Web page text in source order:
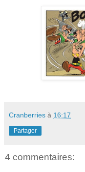
Cranberries à 16:17
Partager
4 commentaires: